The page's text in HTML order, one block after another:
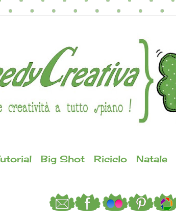
Big Shot Riciclo Natale